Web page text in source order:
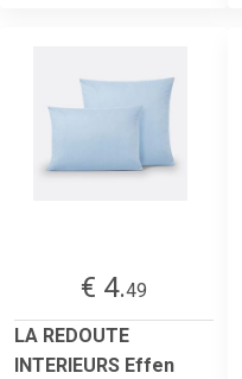
€ 4.49
LA REDOUTE
INTERIEURS Effen